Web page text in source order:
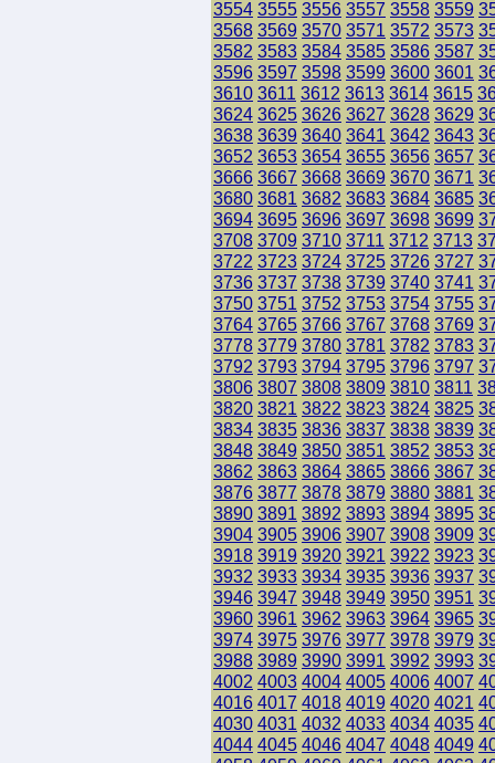
3554 3555 3556 3557 3558 3559
3568 3569 3570 3571 3572 3573
3582 3583 3584 3585 3586 3587
3596 3597 3598 3599 3600 3601
3610 3611 3612 3613 3614 3615
3624 3625 3626 3627 3628 3629
3638 3639 3640 3641 3642 3643
3652 3653 3654 3655 3656 3657
3666 3667 3668 3669 3670 3671
3680 3681 3682 3683 3684 3685
3694 3695 3696 3697 3698 3699
3708 3709 3710 3711 3712 3713
3722 3723 3724 3725 3726 3727
3736 3737 3738 3739 3740 3741
3750 3751 3752 3753 3754 3755
3764 3765 3766 3767 3768 3769
3778 3779 3780 3781 3782 3783
3792 3793 3794 3795 3796 3797
3806 3807 3808 3809 3810 3811
3820 3821 3822 3823 3824 3825
3834 3835 3836 3837 3838 3839
3848 3849 3850 3851 3852 3853
3862 3863 3864 3865 3866 3867
3876 3877 3878 3879 3880 3881
3890 3891 3892 3893 3894 3895
3904 3905 3906 3907 3908 3909
3918 3919 3920 3921 3922 3923
3932 3933 3934 3935 3936 3937
3946 3947 3948 3949 3950 3951
3960 3961 3962 3963 3964 3965
3974 3975 3976 3977 3978 3979
3988 3989 3990 3991 3992 3993
4002 4003 4004 4005 4006 4007
4016 4017 4018 4019 4020 4021
4030 4031 4032 4033 4034 4035
4044 4045 4046 4047 4048 4049